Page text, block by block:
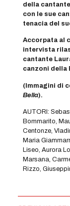
della
con le sue
tenacia del
Accorpata al
intervista
cantante
canzoni della
(Immagini di
Bella).
AUTORI:
Bommarito,
Centonze,
Maria
Liseo, Aurora
Marsana,
Rizzo,